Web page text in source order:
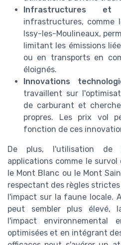
Infrastructures et
infrastructures, comme
Issy-les-Moulineaux,
limitant les émissions
ou en transports en
éloignés.
Innovations
travaillent sur
de carburant et
propres. Les prix vol
fonction de ces
De plus, l'utilisation de
applications comme le
le Mont Blanc ou le Mont
respectant des règles
l'impact sur la faune locale.
peut sembler plus élevé,
l'impact environnemental
optimisées et en intégrant